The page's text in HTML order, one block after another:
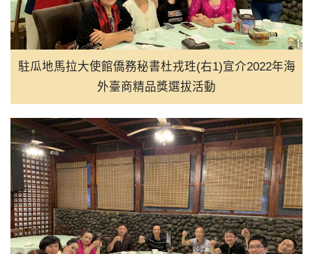
駐瓜地馬拉大使館僑務秘書杜戎珄(右1)宣介2022年海
外臺商精品獎選拔活動